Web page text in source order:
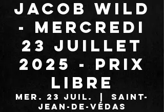
JACOB WILD
- Mercredi
23 Juillet
2025 - Prix
libre
mer. 23 juil.
Saint-
Jean-de-Védas